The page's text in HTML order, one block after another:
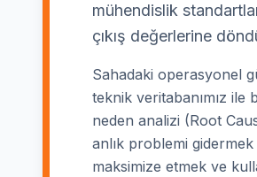
mühendislik
çıkış değerlerine
Sahadaki operasyonel
teknik veritabanımız ile
neden analizi (Root
anlık problemi
maksimize etmek ve